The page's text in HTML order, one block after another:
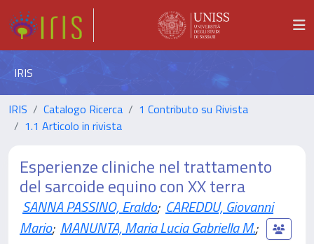
IRIS
IRIS Catalogo Ricerca
1 Contributo su Rivista
1.1 Articolo in rivista
Esperienze cliniche nel trattamento
del sarcoide equino con XX terra
SANNA PASSINO, Eraldo; CAREDDU, Giovanni
Mario; MANUNTA, Maria Lucia Gabriella M.;